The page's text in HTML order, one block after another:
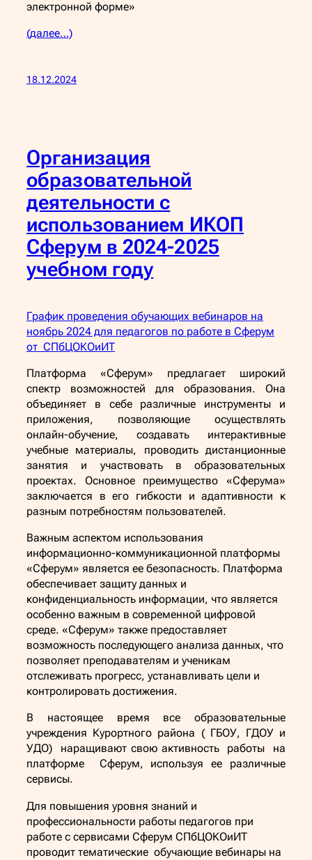
электронной форме»
(далее…)
18.12.2024
Организация
образовательной
деятельности с
использованием ИКОП
Сферум в 2024-2025
учебном году
График проведения обучающих вебинаров на
ноябрь 2024 для педагогов по работе в Сферум
от СПбЦОКОиИТ
Платформа «Сферум» предлагает широкий
спектр возможностей для образования. Она
объединяет в себе различные инструменты и
приложения, позволяющие осуществлять
онлайн-обучение, создавать интерактивные
учебные материалы, проводить дистанционные
занятия и участвовать в образовательных
проектах. Основное преимущество «Сферума»
заключается в его гибкости и адаптивности к
разным потребностям пользователей.
Важным аспектом использования
информационно-коммуникационной платформы
«Сферум» является ее безопасность. Платформа
обеспечивает защиту данных и
конфиденциальность информации, что является
особенно важным в современной цифровой
среде. «Сферум» также предоставляет
возможность последующего анализа данных, что
позволяет преподавателям и ученикам
отслеживать прогресс, устанавливать цели и
контролировать достижения.
В настоящее время все образовательные
учреждения Курортного района ( ГБОУ, ГДОУ и
УДО) наращивают свою активность работы на
платформе Сферум, используя ее различные
сервисы.
Для повышения уровня знаний и
профессиональности работы педагогов при
работе с сервисами Сферум СПбЦОКОиИТ
проводит тематические обучающие вебинары на